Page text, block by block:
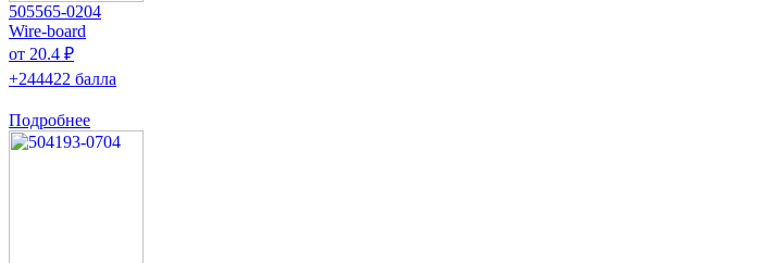
505565-0204
Wire-board
от 20.4 ₽
+244422 балла
Подробнее